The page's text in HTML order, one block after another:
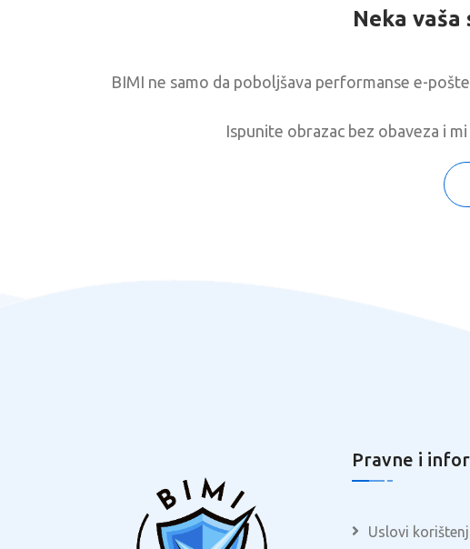
Neka
BIMI ne samo da poboljšava performanse e-
Ispunite obrazac bez obaveza i
Pravne i
Uslovi